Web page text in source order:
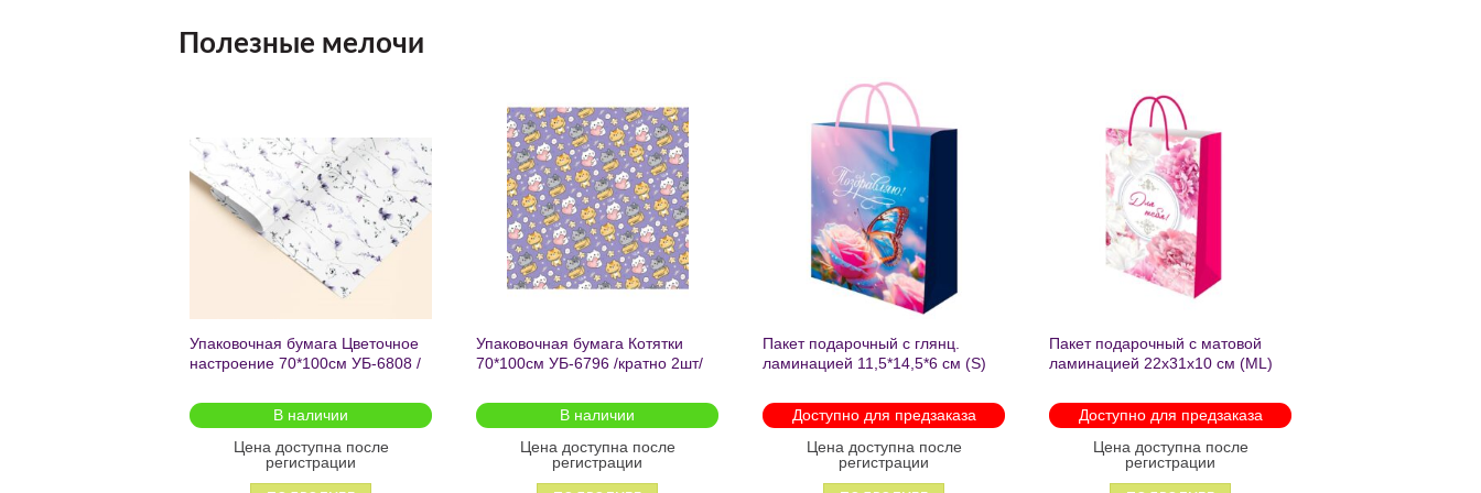
Полезные мелочи
Добавить
в список
желаний
Упаковочная бумага Цветочное
настроение 70*100см УБ-6808 /
В наличии
Цена доступна после
регистрации
Добавить
в список
желаний
Упаковочная бумага Котятки
70*100см УБ-6796 /кратно 2шт/
В наличии
Цена доступна после
регистрации
Добавить
Пакет подарочный с глянц.
ламинацией 11,5*14,5*6 см (S)
Доступно для предзаказа
Цена доступна после
регистрации
Добавить
Пакет подарочный с матовой
ламинацией 22х31х10 см (ML)
Доступно для предзаказа
Цена доступна после
регистрации